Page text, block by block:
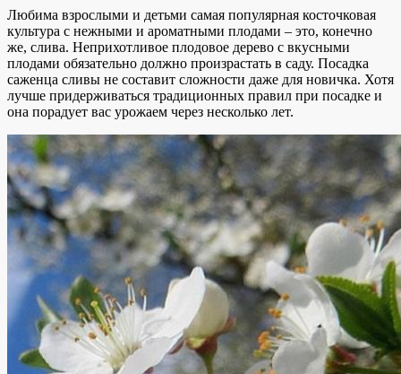
Любима взрослыми и детьми самая популярная косточковая
культура с нежными и ароматными плодами – это, конечно
же, слива. Неприхотливое плодовое дерево с вкусными
плодами обязательно должно произрастать в саду. Посадка
саженца сливы не составит сложности даже для новичка. Хотя
лучше придерживаться традиционных правил при посадке и
она порадует вас урожаем через несколько лет.